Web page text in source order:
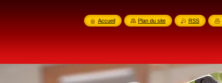
Accueil Plan du site RSS